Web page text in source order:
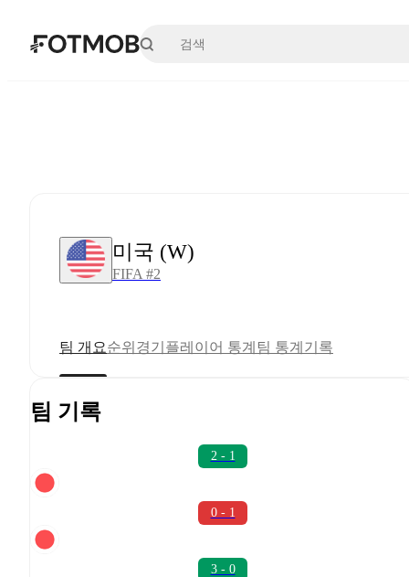
본문으로 건너뛰기
미국 (W)
FIFA #2
팀 개요순위 경기 플레이어 통계 팀 통계 기록
팀 기록
2 - 1
0 - 1
3 - 0